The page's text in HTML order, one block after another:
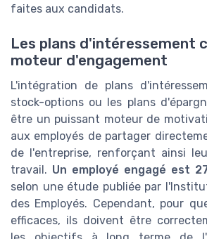
faites aux candidats.
Les plans d'intéressement
moteur d'engagement
L'intégration de plans
stock-options ou les plans
être un puissant moteur de
aux employés de partager
de l'entreprise, renforçant ainsi
travail. Un employé engagé est
selon une étude publiée par
des Employés. Cependant, pour
efficaces, ils doivent être